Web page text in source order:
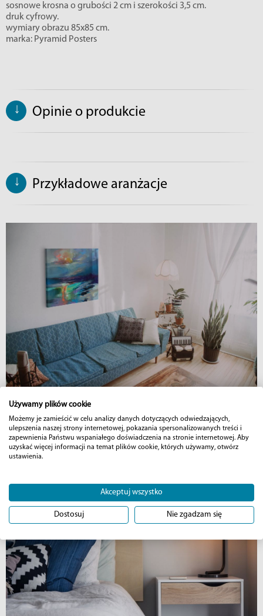
sosnowe krosna o grubości 2 cm i szerokości 3,5 cm.
druk cyfrowy.
wymiary obrazu 85x85 cm.
marka: Pyramid Posters
↓ Opinie o produkcie
↓ Przykładowe aranżacje
Używamy plików cookie
Możemy je zamieścić w celu analizy danych dotyczących odwiedzających,
ulepszenia naszej strony internetowej, pokazania spersonalizowanych treści i
zapewnienia Państwu wspaniałego doświadczenia na stronie internetowej. Aby
uzyskać więcej informacji na temat plików cookie, których używamy, otwórz
ustawienia.
Akceptuj wszystko
Dostosuj Nie zgadzam się